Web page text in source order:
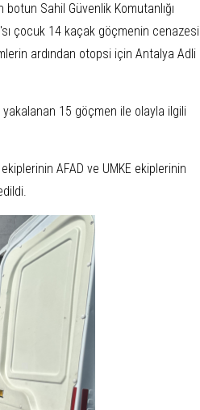
Sahil Güvenlik Komutanlığı
çocuk 14 kaçak göçmenin cenazesi
ardından otopsi için Antalya Adli
yakalanan 15 göçmen ile olayla ilgili
AFAD ve UMKE ekiplerinin